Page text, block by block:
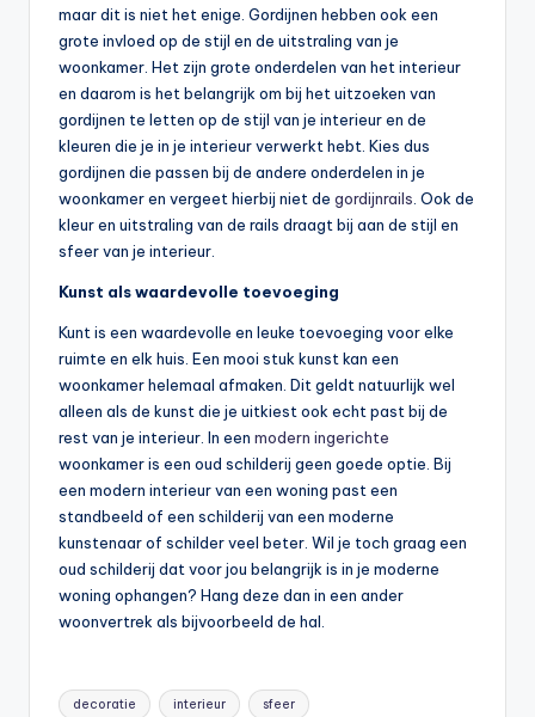
maar dit is niet het enige. Gordijnen hebben ook een
grote invloed op de stijl en de uitstraling van je
woonkamer. Het zijn grote onderdelen van het interieur
en daarom is het belangrijk om bij het uitzoeken van
gordijnen te letten op de stijl van je interieur en de
kleuren die je in je interieur verwerkt hebt. Kies dus
gordijnen die passen bij de andere onderdelen in je
woonkamer en vergeet hierbij niet de gordijnrails . Ook de
kleur en uitstraling van de rails draagt bij aan de stijl en
sfeer van je interieur.
Kunst als waardevolle toevoeging
Kunt is een waardevolle en leuke toevoeging voor elke
ruimte en elk huis. Een mooi stuk kunst kan een
woonkamer helemaal afmaken. Dit geldt natuurlijk wel
alleen als de kunst die je uitkiest ook echt past bij de
rest van je interieur. In een modern ingerichte
woonkamer is een oud schilderij geen goede optie. Bij
een modern interieur van een woning past een
standbeeld of een schilderij van een moderne
kunstenaar of schilder veel beter. Wil je toch graag een
oud schilderij dat voor jou belangrijk is in je moderne
woning ophangen? Hang deze dan in een ander
woonvertrek als bijvoorbeeld de hal.
Tags:
decoratie interieur sfeer